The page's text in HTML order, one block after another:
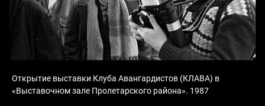
Открытие выставки Клуба Авангардистов (КЛАВА) в
«Выставочном зале Пролетарского района». 1987